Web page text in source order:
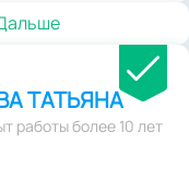
ТАТЬЯНА
работы более 10 лет